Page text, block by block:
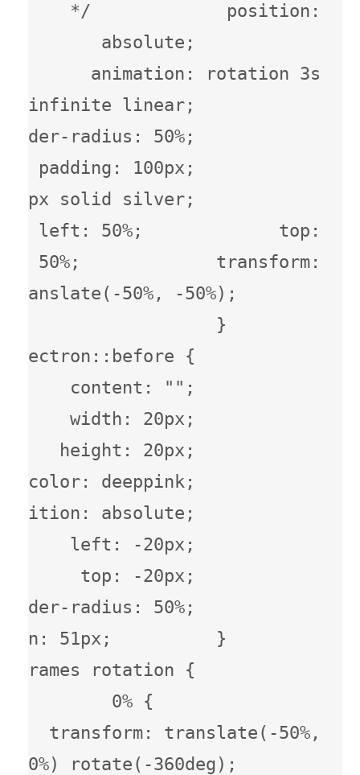
*/             position:
absolute;
animation: rotation 3s
infinite linear;
radius: 50%;
padding: 100px;
1px solid silver;
left: 50%;             top:
50%;             transform:
translate(-50%, -50%);
}
{
content: "";
width: 20px;
height: 20px;
color: deeppink;
absolute;
left: -20px;
top: -20px;
radius: 50%;
51px;          }
rotation {
0% {
transform: translate(-50%,
-50%) rotate(-360deg);